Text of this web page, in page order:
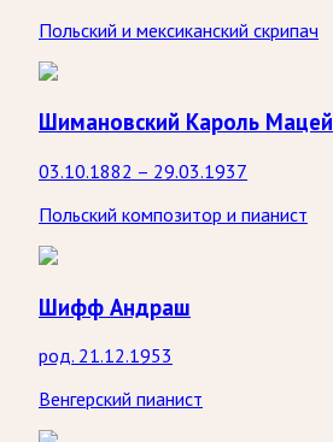
Польский и мексиканский скрипач
Шимановский Кароль Мацей
03.10.1882 – 29.03.1937
Польский композитор и пианист
Шифф Андраш
род. 21.12.1953
Венгерский пианист